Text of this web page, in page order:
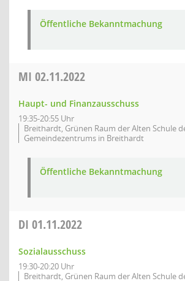
Öffentliche Bekanntmachung
MI 02.11.2022
Haupt- und Finanzausschuss
19:35-20:55 Uhr
Breithardt, Grünen Raum der Alten Schule
Gemeindezentrums in Breithardt
Öffentliche Bekanntmachung
DI 01.11.2022
Sozialausschuss
19:30-20:20 Uhr
Breithardt, Grünen Raum der Alten Schule